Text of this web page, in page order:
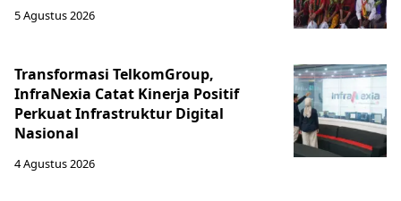
5 Agustus 2026
Transformasi TelkomGroup,
InfraNexia Catat Kinerja Positif
Perkuat Infrastruktur Digital
Nasional
4 Agustus 2026